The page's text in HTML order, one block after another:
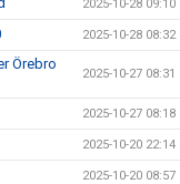
2025-10-28 09:10
2025-10-28 08:32
Örebro
2025-10-27 08:31
2025-10-27 08:18
2025-10-20 22:14
2025-10-20 08:57